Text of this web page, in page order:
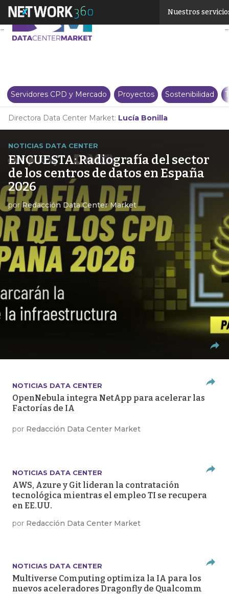
Nuestros
Servidores CPD y Mercado Proyectos Sostenibilidad
Directora Data Center Market: Lucía Bonilla
NOTICIAS DATA CENTER
ENCUESTA: Radiografía del sector
de los centros de datos en España
2026
porRedacción Data Center Market
NOTICIAS DATA CENTER
OpenNebula integra NetApp para acelerar las
Factorías de IA
por Redacción Data Center Market
NOTICIAS DATA CENTER
AWS, Azure y Git lideran la contratación
tecnológica mientras el empleo TI se recupera
en EE.UU.
por Redacción Data Center Market
NOTICIAS DATA CENTER
Multiverse Computing optimiza la IA para los
nuevos aceleradores Dragonfly de Qualcomm